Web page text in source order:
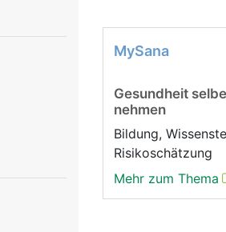
MySana
Gesundheit
nehmen
Bildung,
Risikoschätzung
Mehr zum Thema